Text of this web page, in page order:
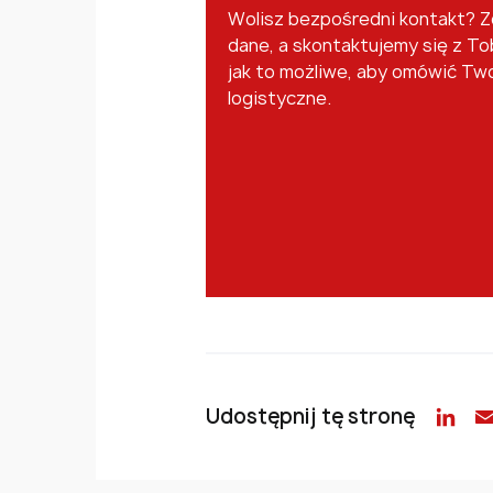
Wolisz bezpośredni kontakt?
dane, a skontaktujemy się z
jak to możliwe, aby omówić
logistyczne.
Udostępnij tę stronę